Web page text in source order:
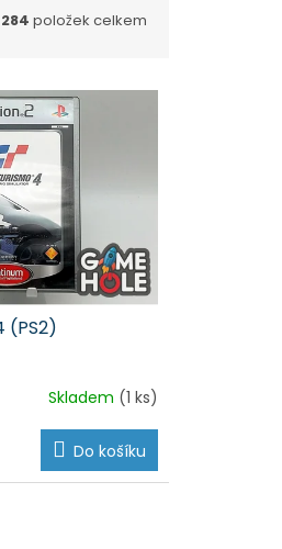
284 položek celkem
(PS2)
Skladem (1 ks)
Do košíku